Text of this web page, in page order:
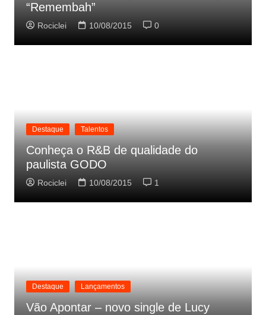
“Remembah”
Rociclei 10/08/2015 0
Destaque Talentos
Conheça o R&B de qualidade do
paulista GODO
Rociclei 10/08/2015 1
Destaque Lançamentos
Vão Apontar – novo single de Lucy